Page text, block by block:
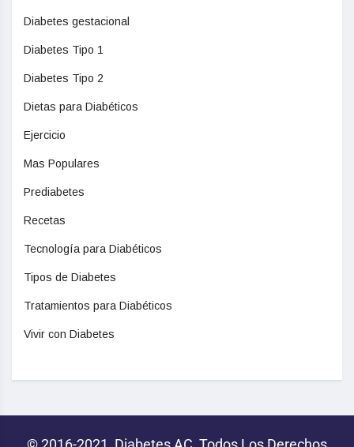
Diabetes gestacional
Diabetes Tipo 1
Diabetes Tipo 2
Dietas para Diabéticos
Ejercicio
Mas Populares
Prediabetes
Recetas
Tecnología para Diabéticos
Tipos de Diabetes
Tratamientos para Diabéticos
Vivir con Diabetes